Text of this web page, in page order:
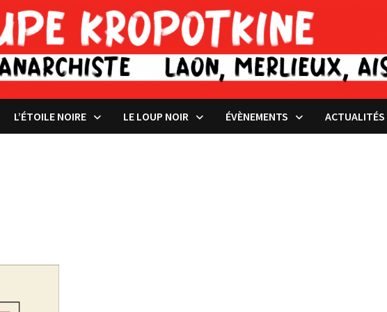
L’ÉTOILE NOIRE LE LOUP NOIR ÉVÈNEMENTS ACTUALITÉS